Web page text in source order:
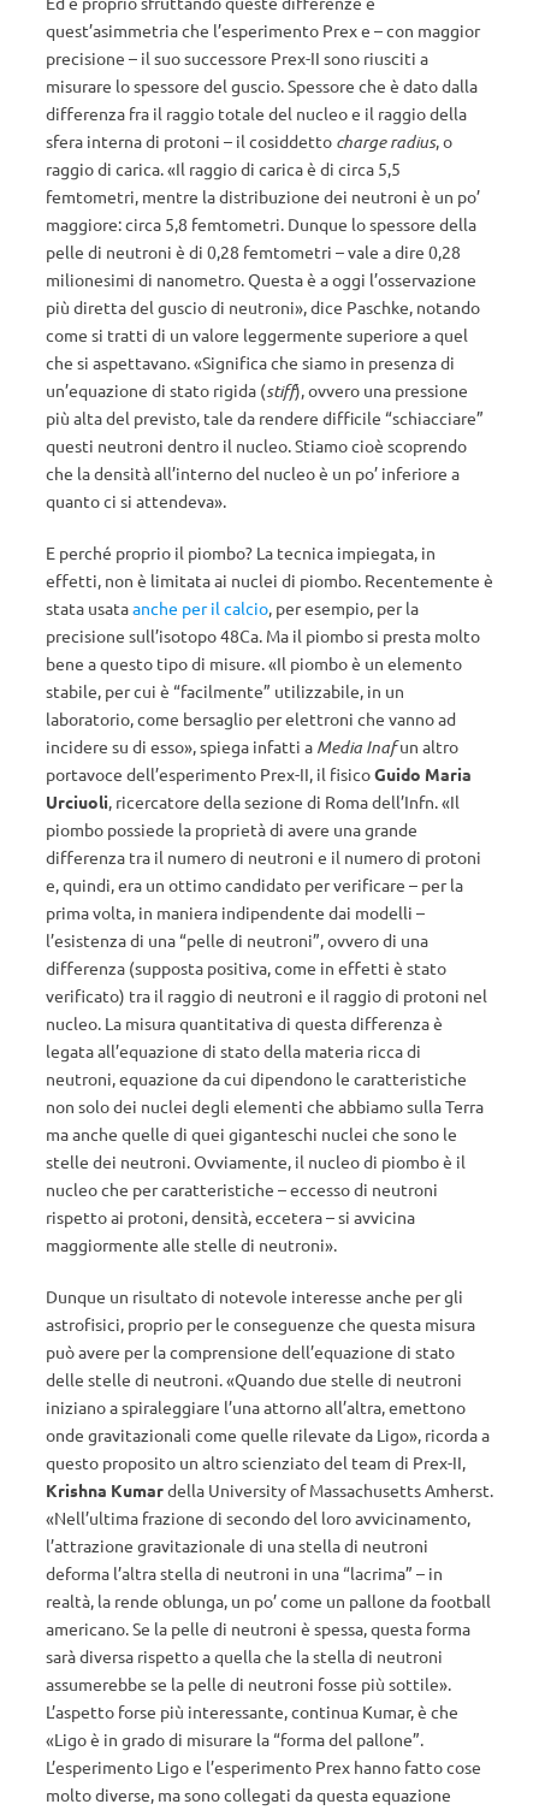
quest’asimmetria che l’esperimento Prex e – con maggior
precisione – il suo successore Prex-II sono riusciti a
misurare lo spessore del guscio. Spessore che è dato dalla
differenza fra il raggio totale del nucleo e il raggio della
sfera interna di protoni – il cosiddetto charge radius, o
raggio di carica. «Il raggio di carica è di circa 5,5
femtometri, mentre la distribuzione dei neutroni è un po’
maggiore: circa 5,8 femtometri. Dunque lo spessore della
pelle di neutroni è di 0,28 femtometri – vale a dire 0,28
milionesimi di nanometro. Questa è a oggi l’osservazione
più diretta del guscio di neutroni», dice Paschke, notando
come si tratti di un valore leggermente superiore a quel
che si aspettavano. «Significa che siamo in presenza di
un’equazione di stato rigida (stiff), ovvero una pressione
più alta del previsto, tale da rendere difficile “schiacciare”
questi neutroni dentro il nucleo. Stiamo cioè scoprendo
che la densità all’interno del nucleo è un po’ inferiore a
quanto ci si attendeva».
E perché proprio il piombo? La tecnica impiegata, in
effetti, non è limitata ai nuclei di piombo. Recentemente è
stata usataanche per il calcio, per esempio, per la
precisione sull’isotopo 48Ca. Ma il piombo si presta molto
bene a questo tipo di misure. «Il piombo è un elemento
stabile, per cui è “facilmente” utilizzabile, in un
laboratorio, come bersaglio per elettroni che vanno ad
incidere su di esso», spiega infatti a Media Inafun altro
portavoce dell’esperimento Prex-II, il fisicoGuido Maria
Urciuoli, ricercatore della sezione di Roma dell’Infn. «Il
piombo possiede la proprietà di avere una grande
differenza tra il numero di neutroni e il numero di protoni
e, quindi, era un ottimo candidato per verificare – per la
prima volta, in maniera indipendente dai modelli –
l’esistenza di una “pelle di neutroni”, ovvero di una
differenza (supposta positiva, come in effetti è stato
verificato) tra il raggio di neutroni e il raggio di protoni nel
nucleo. La misura quantitativa di questa differenza è
legata all’equazione di stato della materia ricca di
neutroni, equazione da cui dipendono le caratteristiche
non solo dei nuclei degli elementi che abbiamo sulla Terra
ma anche quelle di quei giganteschi nuclei che sono le
stelle dei neutroni. Ovviamente, il nucleo di piombo è il
nucleo che per caratteristiche – eccesso di neutroni
rispetto ai protoni, densità, eccetera – si avvicina
maggiormente alle stelle di neutroni».
Dunque un risultato di notevole interesse anche per gli
astrofisici, proprio per le conseguenze che questa misura
può avere per la comprensione dell’equazione di stato
delle stelle di neutroni. «Quando due stelle di neutroni
iniziano a spiraleggiare l’una attorno all’altra, emettono
onde gravitazionali come quelle rilevate da Ligo», ricorda a
questo proposito un altro scienziato del team di Prex-II,
Krishna Kumardella University of Massachusetts Amherst.
«Nell’ultima frazione di secondo del loro avvicinamento,
l’attrazione gravitazionale di una stella di neutroni
deforma l’altra stella di neutroni in una “lacrima” – in
realtà, la rende oblunga, un po’ come un pallone da football
americano. Se la pelle di neutroni è spessa, questa forma
sarà diversa rispetto a quella che la stella di neutroni
assumerebbe se la pelle di neutroni fosse più sottile».
L’aspetto forse più interessante, continua Kumar, è che
«Ligo è in grado di misurare la “forma del pallone”.
L’esperimento Ligo e l’esperimento Prex hanno fatto cose
molto diverse, ma sono collegati da questa equazione